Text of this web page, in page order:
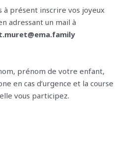
à présent inscrire vos joyeux
adressant un mail à
prénom de votre enfant,
en cas d’urgence et la course
vous participez.